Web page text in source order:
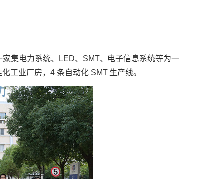
家集电力系统、LED、SMT、电子信息系统等为一
工业厂房， 4 条自动化 SMT 生产线。